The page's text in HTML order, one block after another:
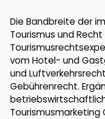
Die Bandbreite der
Tourismus und
vom Hotel- und
und
Gebührenrecht.
Tourismusmarketing